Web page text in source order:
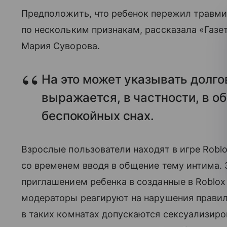
Предположить, что ребенок пережил
по нескольким признакам, рассказала
Мария Суворова.
На это может указывать
выражается, в частности, в
беспокойных снах.
Взрослые пользователи находят в игре
со временем вводя в общение тему интима.
приглашением ребенка в созданные в
модераторы реагируют на нарушения
в таких комнатах допускаются